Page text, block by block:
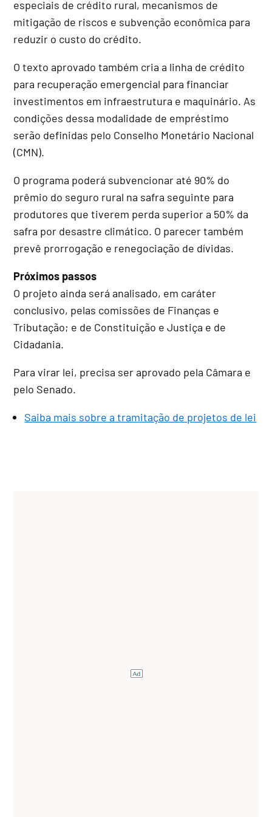
especiais de crédito rural, mecanismos de
mitigação de riscos e subvenção econômica para
reduzir o custo do crédito.
O texto aprovado também cria a linha de crédito
para recuperação emergencial para financiar
investimentos em infraestrutura e maquinário. As
condições dessa modalidade de empréstimo
serão definidas pelo Conselho Monetário Nacional
(CMN).
O programa poderá subvencionar até 90% do
prêmio do seguro rural na safra seguinte para
produtores que tiverem perda superior a 50% da
safra por desastre climático. O parecer também
prevê prorrogação e renegociação de dívidas.
Próximos passos
O projeto ainda será analisado, em caráter
conclusivo, pelas comissões de Finanças e
Tributação; e de Constituição e Justiça e de
Cidadania.
Para virar lei, precisa ser aprovado pela Câmara e
pelo Senado.
Saiba mais sobre a tramitação de projetos de lei